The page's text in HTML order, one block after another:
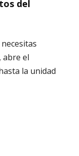
del
abre el
la unidad